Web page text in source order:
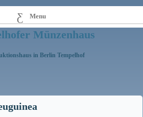
Menu
Münzenhaus
in Berlin Tempelhof